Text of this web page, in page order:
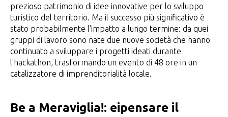
prezioso patrimonio di idee innovative per lo sviluppo
turistico del territorio. Ma il successo più significativo è
stato probabilmente l'impatto a lungo termine: da quei
gruppi di lavoro sono nate due nuove società che hanno
continuato a sviluppare i progetti ideati durante
l'hackathon, trasformando un evento di 48 ore in un
catalizzatore di imprenditorialità locale.
Be a Meraviglia!: eipensare il